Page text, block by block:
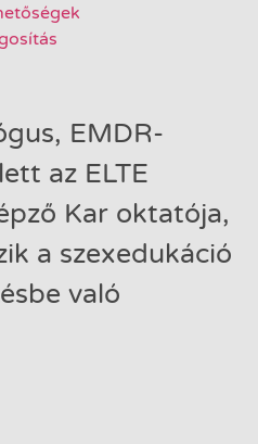
EMDR-
az ELTE
Kar oktatója,
a szexedukáció
való